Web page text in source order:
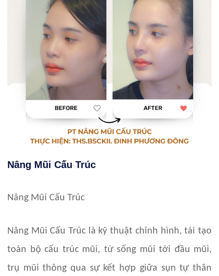
Nâng Mũi Cấu Trúc
Nâng Mũi Cấu Trúc
Nâng Mũi Cấu Trúc là kỹ thuật chỉnh hình, tái tạo
toàn bộ cấu trúc mũi, từ sống mũi tới đầu mũi,
trụ mũi thông qua sự kết hợp giữa sụn tự thân